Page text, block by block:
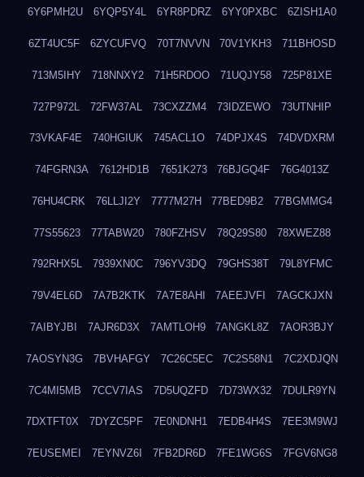
6Y6PMH2U 6YQP5Y4L 6YR8PDRZ 6YY0PXBC 6ZISH1A0
6ZT4UC5F 6ZYCUFVQ 70T7NVVN 70V1YKH3 711BHOSD
713M5IHY 718NNXY2 71H5RDOO 71UQJY58 725P81XE
727P972L 72FW37AL 73CXZZM4 73IDZEWO 73UTNHIP
73VKAF4E 740HGIUK 745ACL1O 74DPJX4S 74DVDXRM
74FGRN3A 7612HD1B 7651K273 76BJGQ4F 76G4013Z
76HU4CRK 76LLJI2Y 7777M27H 77BED9B2 77BGMMG4
77S55623 77TABW20 780FZHSV 78Q29S80 78XWEZ88
792RHX5L 7939XN0C 796YV3DQ 79GHS38T 79L8YFMC
79V4EL6D 7A7B2KTK 7A7E8AHI 7AEEJVFI 7AGCKJXN
7AIBYJBI 7AJR6D3X 7AMTLOH9 7ANGKL8Z 7AOR3BJY
7AOSYN3G 7BVHAFGY 7C26C5EC 7C2S58N1 7C2XDJQN
7C4MI5MB 7CCV7IAS 7D5UQZFD 7D73WX32 7DULR9YN
7DXTFT0X 7DYZC5PF 7E0NDNH1 7EDB4H4S 7EE3M9WJ
7EUSEMEI 7EYNVZ6I 7FB2DR6D 7FE1WG6S 7FGV6NG8